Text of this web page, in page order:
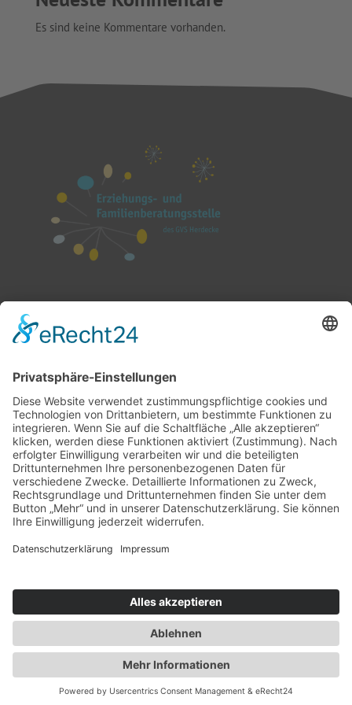
Es sind keine Kommentare vorhanden.
Haupstelle Herdecke
Bachplatz 3
(Zugang über „Neue Bachstraße 3“)
58313 Herdecke
02330 9161708
Rechtliches
Datenschutzerklärung
Barrierefreiheitserklärung